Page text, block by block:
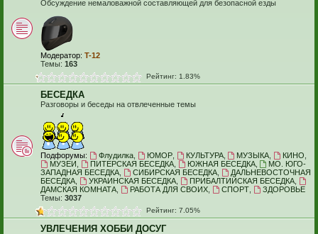
Обсуждение немаловажной составляющей для безопасной езды
Модератор: T-12
Темы: 163
Рейтинг: 1.83%
БЕСЕДКА
Разговоры и беседы на отвлеченные темы
Подфорумы: Флудилка, ЮМОР, КУЛЬТУРА, МУЗЫКА КИНО
МУЗЕИ
ПИТЕРСКАЯ БЕСЕДКА, ЮЖНАЯ БЕСЕДКА,
МО. ЮГО-
ЗАПАДНАЯ БЕСЕДКА
СИБИРСКАЯ БЕСЕДКА,
ДАЛЬНЕВОСТОЧНАЯ
БЕСЕДКА
УКРАИНСКАЯ БЕСЕДКА, ПРИБАЛТИЙСКАЯ БЕСЕДКА,
ДАМСКАЯ КОМНАТА
РАБОТА ДЛЯ СВОИХ, СПОРТ,
ЗДОРОВЬЕ
Темы: 3037
Рейтинг: 7.05%
УВЛЕЧЕНИЯ ХОББИ ДОСУГ